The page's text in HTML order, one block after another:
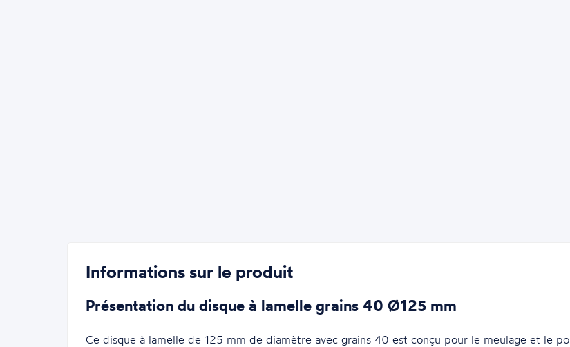
Informations sur le produit
Présentation du disque à lamelle grains 40 Ø125 mm
Ce disque à lamelle de 125 mm de diamètre avec grains 40 est conçu pour le meulage et le